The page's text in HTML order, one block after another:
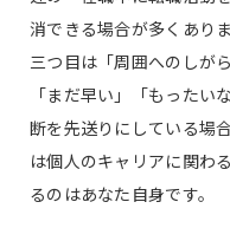
消できる場合が多くありま
三つ目は「周囲へのしが
「まだ早い」「もったい
断を先送りにしている場
は個人のキャリアに関わ
るのはあなた自身です。